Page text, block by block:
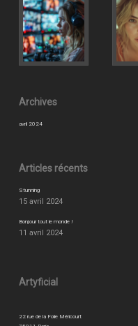
Archives
avril 2024
Articles récents
Stunning
15 avril 2024
Bonjour tout le monde !
11 avril 2024
Artyficial
22 rue de la Folie Méricourt